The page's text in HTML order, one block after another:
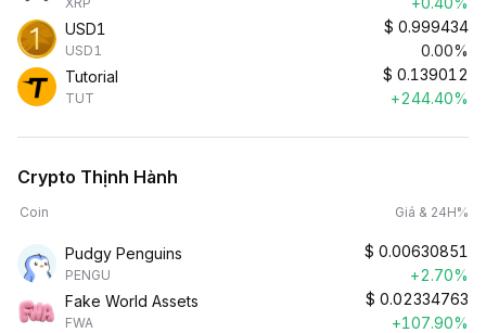
USD1
USD1
$ 0.999434
0.00%
Tutorial
TUT
$ 0.139012
+244.40%
Crypto Thịnh Hành
Coin Giá & 24H%
Pudgy Penguins
PENGU
$ 0.00630851
+2.70%
Fake World Assets
FWA
$ 0.02334763
+107.90%